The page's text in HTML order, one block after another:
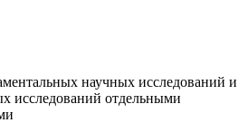
научных исследований и
исследований отдельными